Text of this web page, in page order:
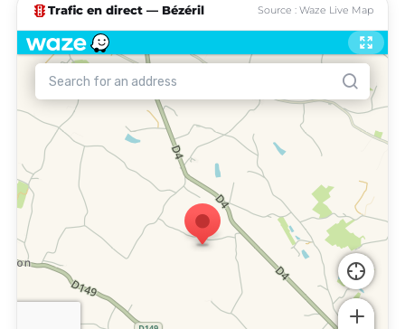
traffic Trafic en direct — Bézéril Source : Waze Live Map